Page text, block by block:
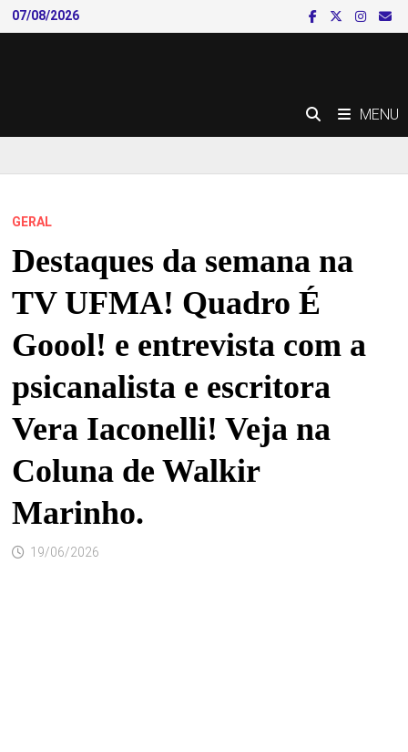
Skip
to
07/08/2026
MENU
GERAL
Destaques da semana na
TV UFMA! Quadro É
Goool! e entrevista com a
psicanalista e escritora
Vera Iaconelli! Veja na
Coluna de Walkir
Marinho.
19/06/2026